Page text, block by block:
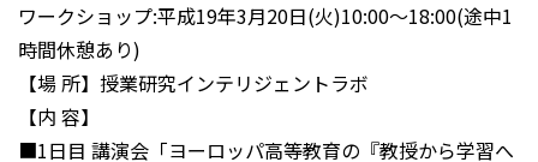
ワークショップ:平成19年3月20日(火)10:00～18:00(途中1
時間休憩あり)
【場 所】授業研究インテリジェントラボ
【内 容】
■1日目 講演会「ヨーロッパ高等教育の『教授から学習へ